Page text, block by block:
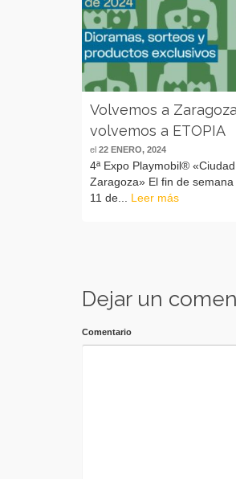
Volvemos a
volvemos a ETOPIA
el 22 ENERO, 2024
4ª Expo Playmobil®
Zaragoza» El fin de
11 de... Leer más
Dejar un
Comentario